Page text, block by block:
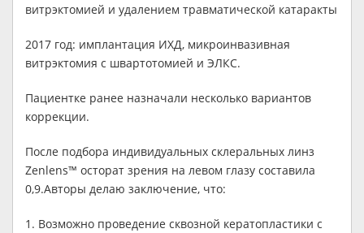
витрэктомией и удалением травматической катаракты
2017 год: имплантация ИХД, микроинвазивная
витрэктомия с швартотомией и ЭЛКС.
Пациентке ранее назначали несколько вариантов
коррекции.
После подбора индивидуальных склеральных линз
Zenlens™ осторат зрения на левом глазу составила
0,9.Авторы делаю заключение, что:
1. Возможно проведение сквозной кератопластики с